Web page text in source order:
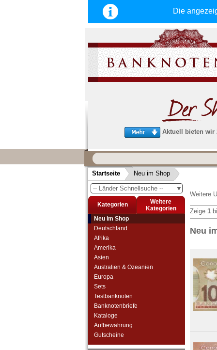
Die
Aktuell bieten wir
schnellen, sicheren und
Service
Schneller und sicherer Versand-
Bestellungen werktags bis 14:00 Uhr,
noch am selben Tag verschickt
(Versand mit DHL oder Deutsche Post)
Startseite Neu im Shop
▼
-- Länder Schnellsuche --
Kategorien
Weitere
Kategorien
Neu im Shop
Deutschland
Afrika
Amerika
Asien
Australien & Ozeanien
Europa
Sets
Testbanknoten
Banknotenbriefe
Kataloge
Aufbewahrung
Gutscheine
Weitere
Zeige 1
Neu